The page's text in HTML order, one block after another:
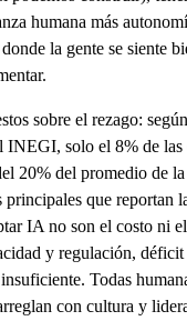
humana más
la gente se siente
sobre el rezago:
solo el 8% de las
20% del promedio de
principales que reportan
IA no son el costo ni
y regulación,
Todas
con cultura y